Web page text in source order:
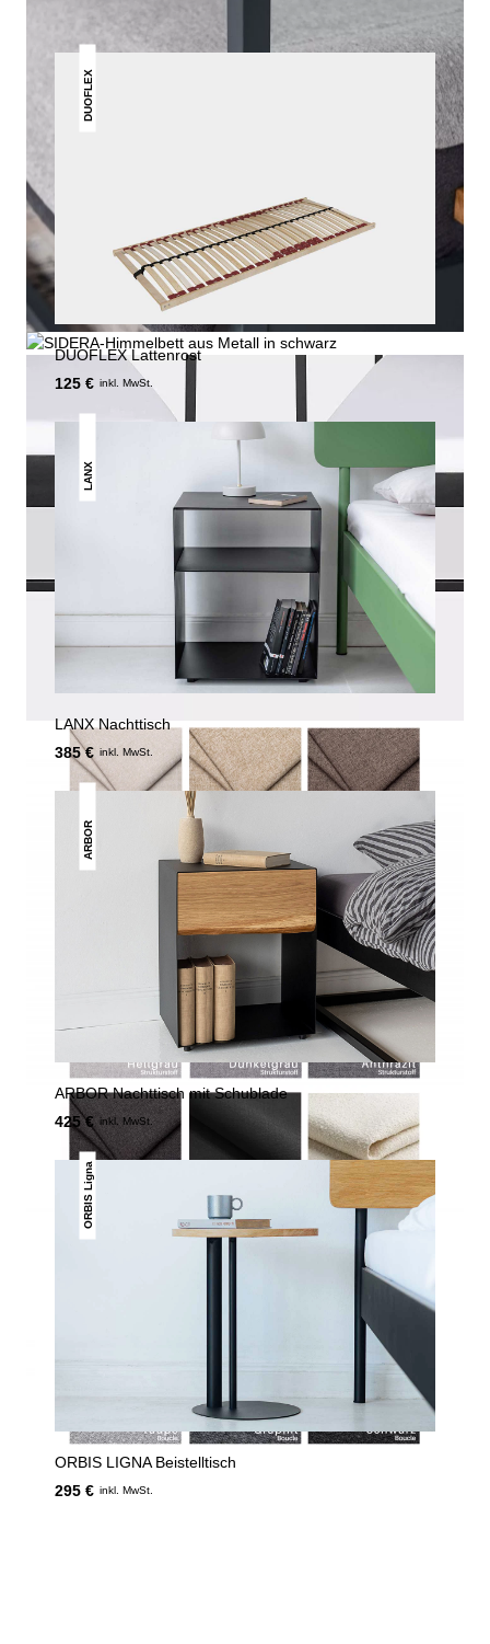
DUOFLEX
DUOFLEX Lattenrost
125 € inkl. MwSt.
LANX
LANX Nachttisch
385 € inkl. MwSt.
ARBOR
ARBOR Nachttisch mit Schublade
425 €
inkl. MwSt.
ORBIS Ligna
ORBIS LIGNA Beistelltisch
295 € inkl. MwSt.